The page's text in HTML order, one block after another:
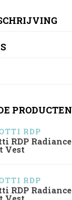
PRODUCTEN
RDP
RDP Radiance
Vest
RDP
RDP Radiance